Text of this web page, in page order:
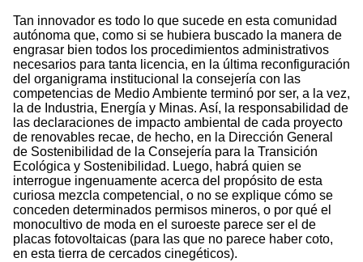
Tan innovador es todo lo que sucede en esta comunidad
autónoma que, como si se hubiera buscado la manera de
engrasar bien todos los procedimientos administrativos
necesarios para tanta licencia, en la última reconfiguración
del organigrama institucional la consejería con las
competencias de Medio Ambiente terminó por ser, a la vez,
la de Industria, Energía y Minas. Así, la responsabilidad de
las declaraciones de impacto ambiental de cada proyecto
de renovables recae, de hecho, en la Dirección General
de Sostenibilidad de la Consejería para la Transición
Ecológica y Sostenibilidad. Luego, habrá quien se
interrogue ingenuamente acerca del propósito de esta
curiosa mezcla competencial, o no se explique cómo se
conceden determinados permisos mineros, o por qué el
monocultivo de moda en el suroeste parece ser el de
placas fotovoltaicas (para las que no parece haber coto,
en esta tierra de cercados cinegéticos).